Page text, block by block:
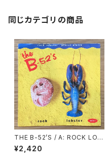
同じカテゴリの商品
THE B-52’S / A: ROCK LOB
STER / B: PLANET CLAIRE
¥2,420